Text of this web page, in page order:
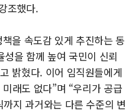
조했다.
을 속도감 있게 추진하는 동
을 함께 높여 국민이 신뢰
밝혔다. 이어 임직원들에게
래도 없다”며 “우리가 공급
지 과거와는 다른 수준의 변